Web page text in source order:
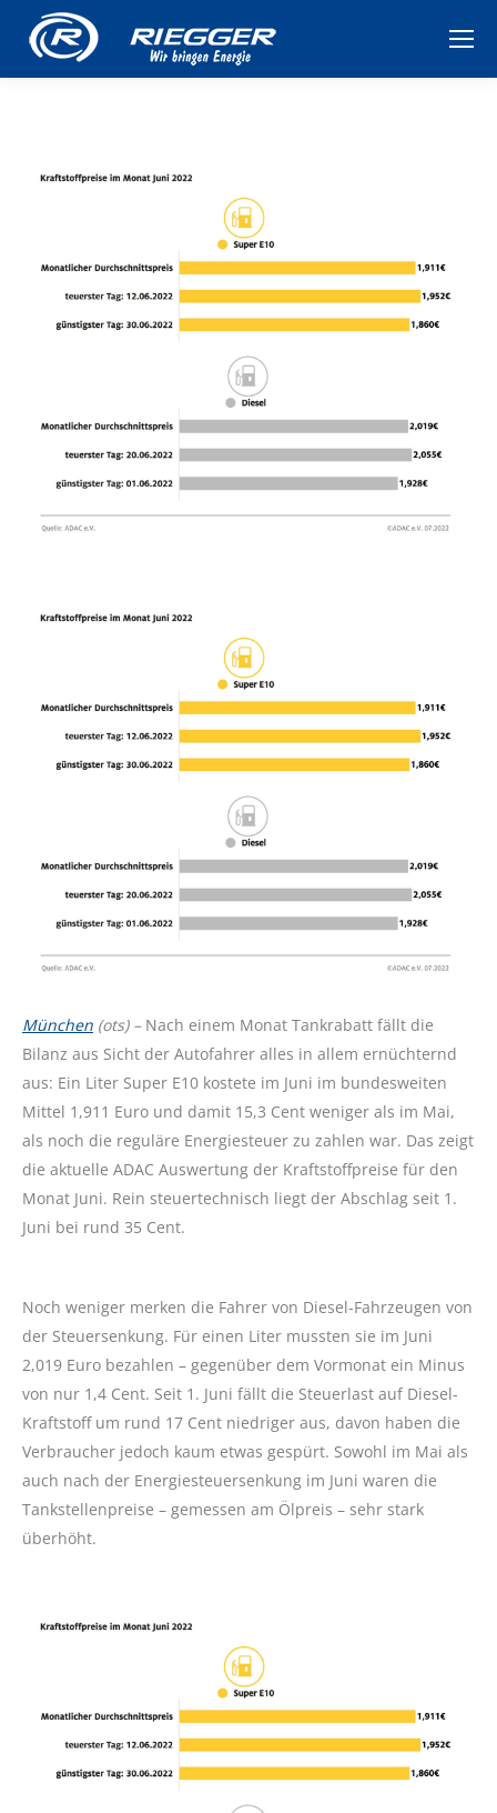
München (ots) – Nach einem Monat Tankrabatt fällt die
Bilanz aus Sicht der Autofahrer alles in allem ernüchternd
aus: Ein Liter Super E10 kostete im Juni im bundesweiten
Mittel 1,911 Euro und damit 15,3 Cent weniger als im Mai,
als noch die reguläre Energiesteuer zu zahlen war. Das zeigt
die aktuelle ADAC Auswertung der Kraftstoffpreise für den
Monat Juni. Rein steuertechnisch liegt der Abschlag seit 1.
Juni bei rund 35 Cent.
Noch weniger merken die Fahrer von Diesel-Fahrzeugen von
der Steuersenkung. Für einen Liter mussten sie im Juni
2,019 Euro bezahlen – gegenüber dem Vormonat ein Minus
von nur 1,4 Cent. Seit 1. Juni fällt die Steuerlast auf Diesel-
Kraftstoff um rund 17 Cent niedriger aus, davon haben die
Verbraucher jedoch kaum etwas gespürt. Sowohl im Mai als
auch nach der Energiesteuersenkung im Juni waren die
Tankstellenpreise – gemessen am Ölpreis – sehr stark
überhöht.